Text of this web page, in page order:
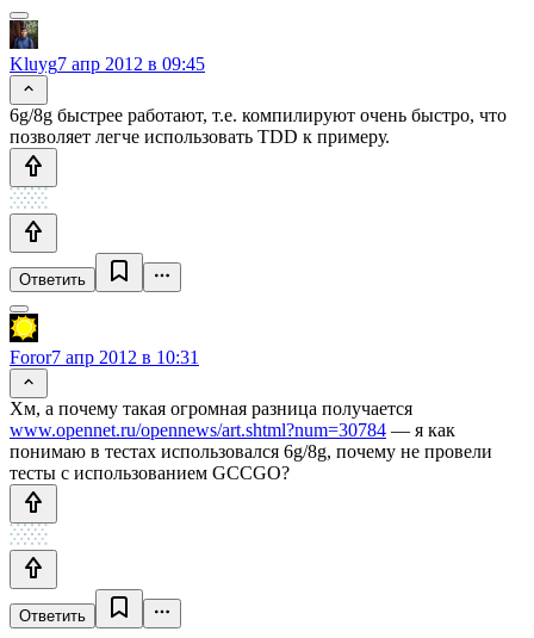
Kluyg7 апр 2012 в 09:45
6g/8g быстрее работают, т.е. компилируют очень быстро, что
позволяет легче использовать TDD к примеру.
Ответить
Foror7 апр 2012 в 10:31
Хм, а почему такая огромная разница получается
www.opennet.ru/opennews/art.shtml?num=30784 — я как
понимаю в тестах использовался 6g/8g, почему не провели
тесты с использованием GCCGO?
Ответить